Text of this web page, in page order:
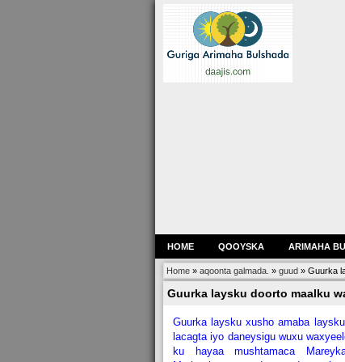
HOME QOOYSKA ARIMAHA
Home» aqoonta galmada. » guud» Guurka
Guurka laysku doorto maalku
Guurka laysku xusho amaba
lacagta iyo daneysigu wuxu
ku hayaa mushtamaca